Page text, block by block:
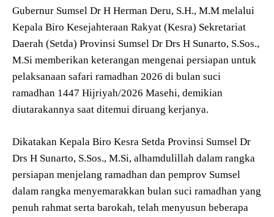
Gubernur Sumsel Dr H Herman Deru, S.H., M.M melalui
Kepala Biro Kesejahteraan Rakyat (Kesra) Sekretariat
Daerah (Setda) Provinsi Sumsel Dr Drs H Sunarto, S.Sos.,
M.Si memberikan keterangan mengenai persiapan untuk
pelaksanaan safari ramadhan 2026 di bulan suci
ramadhan 1447 Hijriyah/2026 Masehi, demikian
diutarakannya saat ditemui diruang kerjanya.
Dikatakan Kepala Biro Kesra Setda Provinsi Sumsel Dr
Drs H Sunarto, S.Sos., M.Si, alhamdulillah dalam rangka
persiapan menjelang ramadhan dan pemprov Sumsel
dalam rangka menyemarakkan bulan suci ramadhan yang
penuh rahmat serta barokah, telah menyusun beberapa